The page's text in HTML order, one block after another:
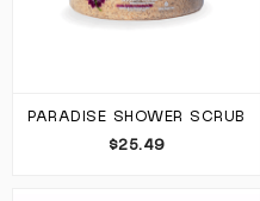
PARADISE SHOWER SCRUB
$25.49